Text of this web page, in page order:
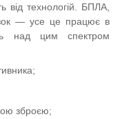
від технологій. БПЛА,
— усе це працює в
над цим спектром
зброєю;